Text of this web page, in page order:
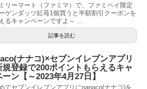
リーマート（ファミマ）で、ファミペイ限定
ゲンダッツ紅苺1個買うと半額割引クーポンを
るキャンペーンですよ～ ...
記事を読む
ナナコ)×セブンイレブンアプリ
規登録で200ポイントもらえるキャ
ーン【～2023年4月27日】
てセブンイレブンアプリにnanaco(ナナコ)を